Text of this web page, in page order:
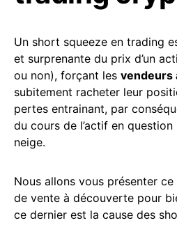
Un short squeeze en trading
et surprenante du prix d’un
ou non), forçant les vendeurs
subitement racheter leur
pertes entrainant, par
du cours de l’actif en
neige.
Nous allons vous présenter
de vente à découverte pour
ce dernier est la cause des